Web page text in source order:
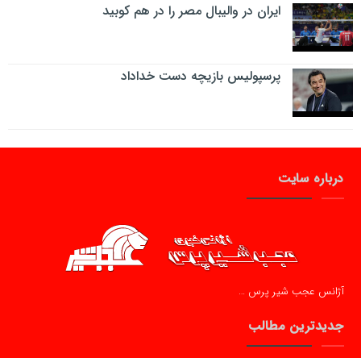
ایران در والیبال مصر را در هم کوبید
پرسپولیس بازیچه دست خداداد
درباره سایت
آژانس عجب شیر پرس …
جدیدترین مطالب